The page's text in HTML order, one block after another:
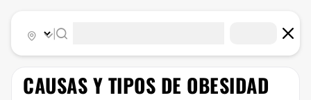
CAUSAS Y TIPOS DE OBESIDAD